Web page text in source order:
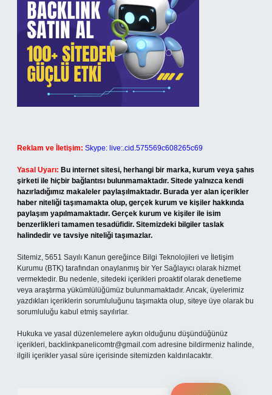
Reklam ve İletişim: Skype: live:.cid.575569c608265c69
Yasal Uyarı: Bu internet sitesi, herhangi bir marka, kurum veya şahıs
şirketi ile hiçbir bağlantısı bulunmamaktadır. Sitede yalnızca kendi
hazırladığımız makaleler paylaşılmaktadır. Burada yer alan içerikler
haber niteliği taşımamakta olup, gerçek kurum ve kişiler hakkında
paylaşım yapılmamaktadır. Gerçek kurum ve kişiler ile isim
benzerlikleri tamamen tesadüfidir. Sitemizdeki bilgiler taslak
halindedir ve tavsiye niteliği taşımazlar.
Sitemiz, 5651 Sayılı Kanun gereğince Bilgi Teknolojileri ve İletişim
Kurumu (BTK) tarafından onaylanmış bir Yer Sağlayıcı olarak hizmet
vermektedir. Bu nedenle, sitedeki içerikleri proaktif olarak denetleme
veya araştırma yükümlülüğümüz bulunmamaktadır. Ancak, üyelerimiz
yazdıkları içeriklerin sorumluluğunu taşımakta olup, siteye üye olarak bu
sorumluluğu kabul etmiş sayılırlar.
Hukuka ve yasal düzenlemelere aykırı olduğunu düşündüğünüz
içerikleri, backlinkpanelicomtr@gmail.com adresine bildirmeniz halinde,
ilgili içerikler yasal süre içerisinde sitemizden kaldırılacaktır.